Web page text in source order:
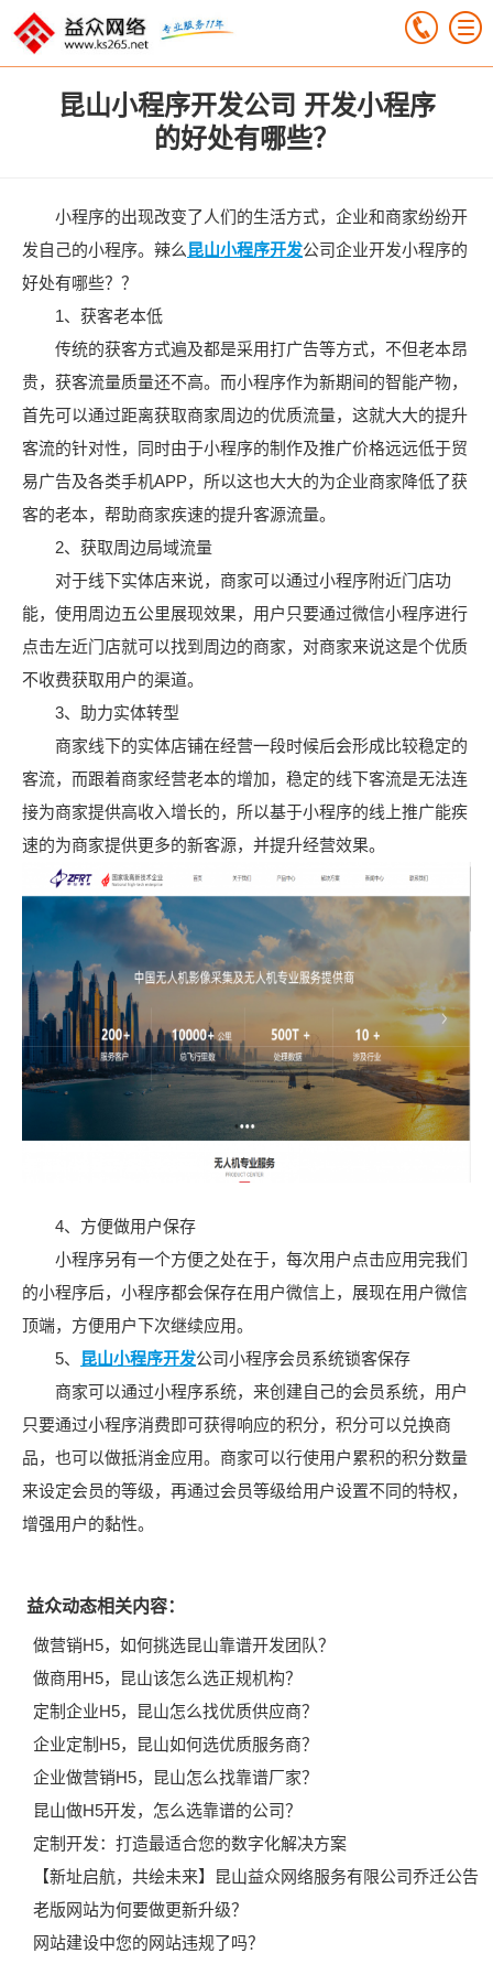
昆山小程序开发公司 开发小程序
的好处有哪些？
小程序的出现改变了人们的生活方式，企业和商家纷纷开
发自己的小程序。辣么昆山小程序开发公司企业开发小程序的
好处有哪些？？
1、获客老本低
传统的获客方式遍及都是采用打广告等方式，不但老本昂
贵，获客流量质量还不高。而小程序作为新期间的智能产物，
首先可以通过距离获取商家周边的优质流量，这就大大的提升
客流的针对性，同时由于小程序的制作及推广价格远远低于贸
易广告及各类手机APP，所以这也大大的为企业商家降低了获
客的老本，帮助商家疾速的提升客源流量。
2、获取周边局域流量
对于线下实体店来说，商家可以通过小程序附近门店功
能，使用周边五公里展现效果，用户只要通过微信小程序进行
点击左近门店就可以找到周边的商家，对商家来说这是个优质
不收费获取用户的渠道。
3、助力实体转型
商家线下的实体店铺在经营一段时候后会形成比较稳定的
客流，而跟着商家经营老本的增加，稳定的线下客流是无法连
接为商家提供高收入增长的，所以基于小程序的线上推广能疾
速的为商家提供更多的新客源，并提升经营效果。
4、方便做用户保存
小程序另有一个方便之处在于，每次用户点击应用完我们
的小程序后，小程序都会保存在用户微信上，展现在用户微信
顶端，方便用户下次继续应用。
5、 昆山小程序开发公司小程序会员系统锁客保存
商家可以通过小程序系统，来创建自己的会员系统，用户
只要通过小程序消费即可获得响应的积分，积分可以兑换商
品，也可以做抵消金应用。商家可以行使用户累积的积分数量
来设定会员的等级，再通过会员等级给用户设置不同的特权，
增强用户的黏性。
益众动态相关内容：
做营销H5，如何挑选昆山靠谱开发团队？
做商用H5，昆山该怎么选正规机构？
定制企业H5，昆山怎么找优质供应商？
企业定制H5，昆山如何选优质服务商？
企业做营销H5，昆山怎么找靠谱厂家？
昆山做H5开发，怎么选靠谱的公司？
定制开发：打造最适合您的数字化解决方案
【新址启航，共绘未来】昆山益众网络服务有限公司乔迁公告
老版网站为何要做更新升级？
网站建设中您的网站违规了吗？